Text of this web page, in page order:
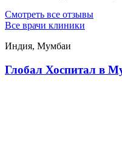
Смотреть все отзывы
Все врачи клиники
Индия, Мумбаи
Глобал Хоспитал в